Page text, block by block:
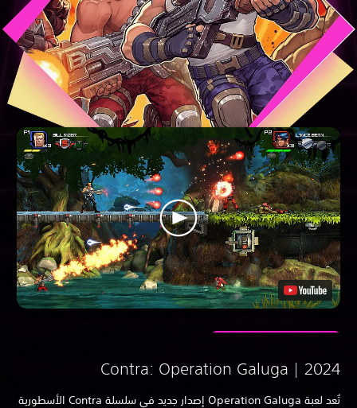
Contra: Operation Galuga |
تُعد لعبة Operation Galuga إصدار جديد في سلسلة Contra الأسطورية